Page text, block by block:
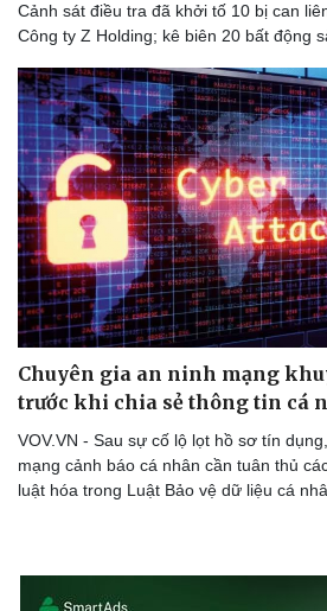
Cảnh sát điều tra đã khởi tố 10 bị can
Công ty Z Holding; kê biên 20 bất động
Chuyên gia an ninh mạng
trước khi chia sẻ thông tin cá
VOV.VN - Sau sự cố lộ lọt hồ sơ tín
mạng cảnh báo cá nhân cần tuân thủ
luật hóa trong Luật Bảo vệ dữ liệu cá